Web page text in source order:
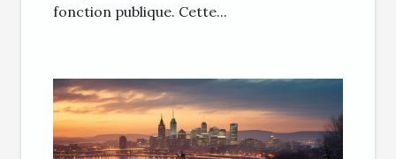
fonction publique. Cette...